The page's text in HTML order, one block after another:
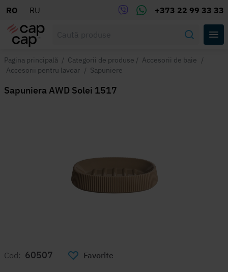
RO RU +373 22 99 33 33
Pagina principală / Categorii de produse / Accesorii de baie /
Accesorii pentru lavoar / Sapuniere
Sapuniera AWD Solei 1517
Cod: 60507 Favorite